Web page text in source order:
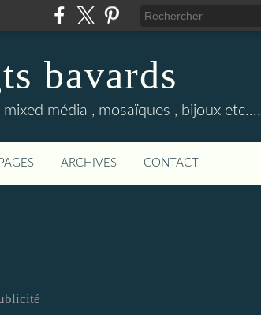
bavards
média , mosaïques , bijoux etc....
PAGES ARCHIVES CONTACT